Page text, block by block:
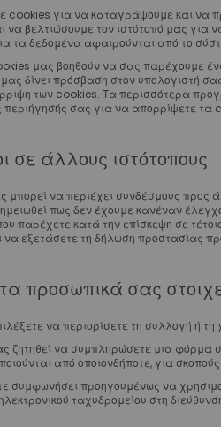
cookies για να καταγράψουμε και να
να βελτιώσουμε τον ιστότοπό μας
τα δεδομένα αφαιρούνται από το
μας βοηθούν να σας παρέχουμε
δίνει πρόσβαση στον υπολογιστή
των cookies. Τα περισσότερα
σας για να απορρίψετε τα
σε άλλους ιστότοπους
μπορεί να περιέχει συνδέσμους προς
πως δεν έχουμε κανέναν
παρέχετε κατά την επίσκεψη σε
να εξετάσετε τη δήλωση προστασίας
προσωπικά σας
να περιορίσετε τη συλλογή ή
ζητηθεί να συμπληρώσετε μια φόρμα
από οποιονδήποτε, για
συμφωνήσει προηγουμένως να
ταχυδρομείου στη